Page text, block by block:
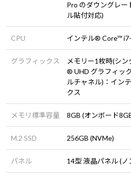
Pro のダウングレー
ル貼付対応)
CPU インテル® Core™
グラフィックス
メモリー1枚時(シ
® UHD グラフィッ
ルチャネル)：イン
クス
メモリ標準容量 8GB (オンボード
M.2 SSD 256GB (NVMe)
パネル 14型 液晶パネル (ノ